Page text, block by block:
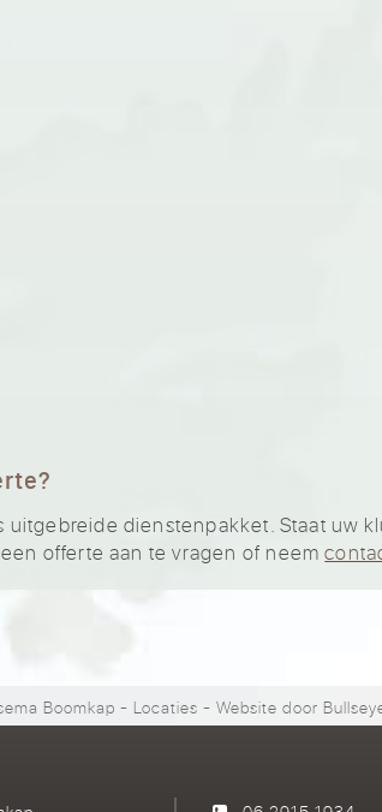
dienstenpakket. Staat uw
offerte aan te vragen of neem
Boomkap - Locaties - Website door